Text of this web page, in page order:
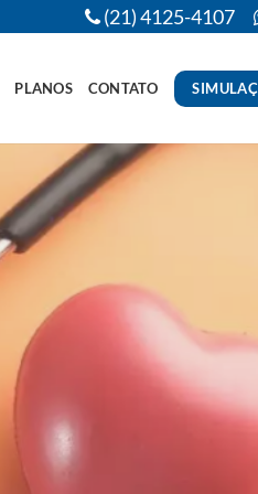
(21) 4125-4107
PLANOS CONTATO